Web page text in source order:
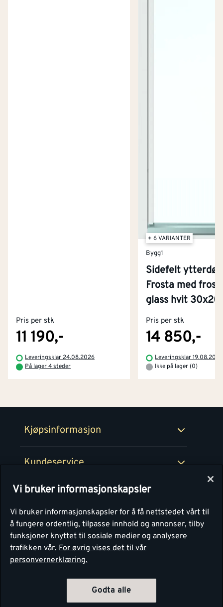
Pris per stk
11 190,-
Leveringsklar 24.08.2026
På lager 4 steder
+ 6 VARIANTER
Bygg1
Sidefelt ytterdør
Frosta med
glass hvit
Pris per stk
14 850,-
Leveringsklar 19.08.2026
Ikke på lager (0)
Kjøpsinformasjon
Kjøpsbetingelser
Retur- og angrerettsskjema
Kundeservice
Tjenester
Montér Klubb
Montér
Byggevarehus og åpningstider
Prismatch
Personvern
Vi bruker informasjonskapsler
Vi bruker informasjonskapsler for å få nettstedet vårt til
å fungere ordentlig, tilpasse innhold og annonser, tilby
funksjoner knyttet til sosiale medier og analysere
trafikken vår. For øvrig vises det til vår
personvernerklæring.
Godta alle